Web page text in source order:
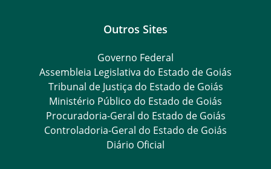
Outros Sites
Governo Federal
Assembleia Legislativa do Estado de Goiás
Tribunal de Justiça do Estado de Goiás
Ministério Público do Estado de Goiás
Procuradoria-Geral do Estado de Goiás
Controladoria-Geral do Estado de Goiás
Diário Oficial